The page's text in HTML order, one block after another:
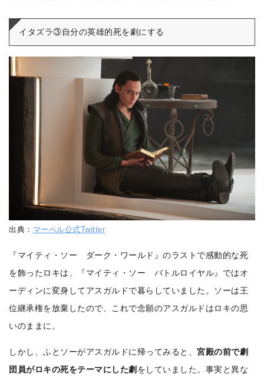
イタズラ③自分の英雄的死を劇にする
出典： マーベル公式Twitter
『マイティ・ソー ダーク・ワールド』のラストで感動的な死
を飾ったロキは、『マイティ・ソー バトルロイヤル』ではオ
ーディンに変身してアスガルドで暮らしていました。ソーは王
位継承権を放棄したので、これで念願のアスガルドはロキの思
いのままに。
しかし、ふとソーがアスガルドに帰ってみると、宮殿の前で劇
団員がロキの死をテーマにした劇 をしていました。事実と異な